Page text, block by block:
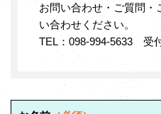
お問い合わせ・ご質問・
い合わせください。
TEL：098-994-5633 受